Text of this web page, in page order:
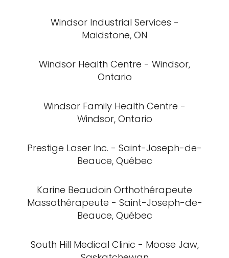
Windsor Industrial Services -
Maidstone, ON
Windsor Health Centre - Windsor,
Ontario
Windsor Family Health Centre -
Windsor, Ontario
Prestige Laser Inc. - Saint-Joseph-de-
Beauce, Québec
Karine Beaudoin Orthothérapeute
Massothérapeute - Saint-Joseph-de-
Beauce, Québec
South Hill Medical Clinic - Moose Jaw,